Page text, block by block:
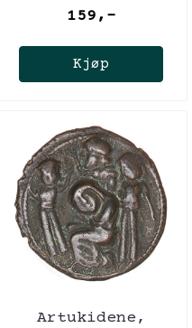
159,-
Kjøp
Artukidene,